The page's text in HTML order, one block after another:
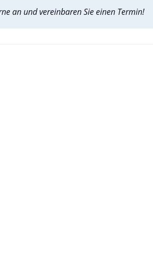
an und vereinbaren Sie einen Termin!